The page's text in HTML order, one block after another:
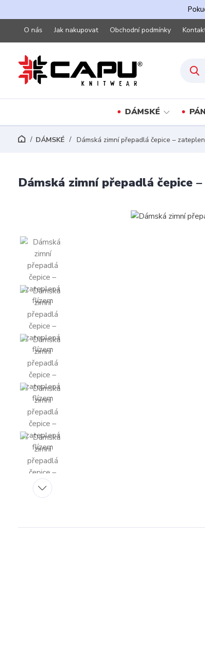
O nás Jak nakupovat Obchodní podmínky
DÁMSKÉ
DÁMSKÉ Dámská zimní přepadlá čepice –
Dámská zimní přepadlá čepice